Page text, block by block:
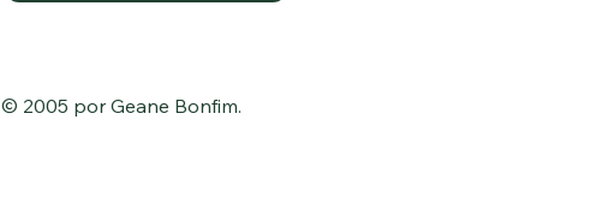
© 2005 por Geane Bonfim.